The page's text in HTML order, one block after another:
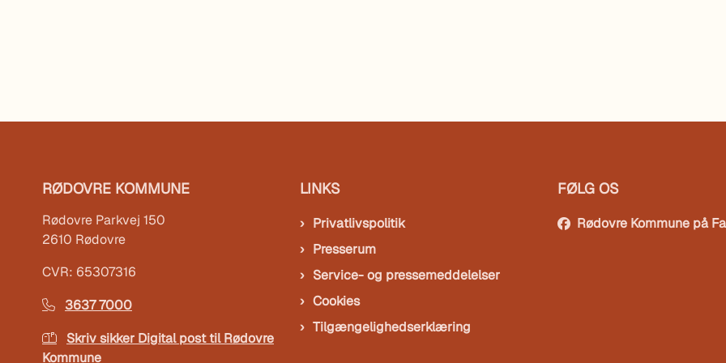
RØDOVRE KOMMUNE
Rødovre Parkvej 150
2610 Rødovre
CVR: 65307316
3637 7000
Skriv sikker Digital post til Rødovre
Kommune
LINKS
Privatlivspolitik
Presserum
Service- og pressemeddelelser
Cookies
Tilgængelighedserklæring
FØLG OS
Rødovre Kommune på